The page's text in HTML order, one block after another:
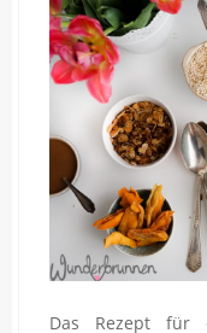
Das Rezept für